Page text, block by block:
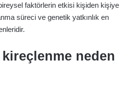
faktörlerin etkisi kişiden kişiye
süreci ve genetik yatkınlık en
neden